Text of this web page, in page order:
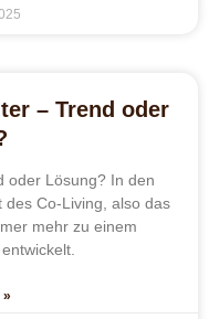
– Trend oder
oder Lösung? In den
des Co-Living, also das
mehr zu einem
»